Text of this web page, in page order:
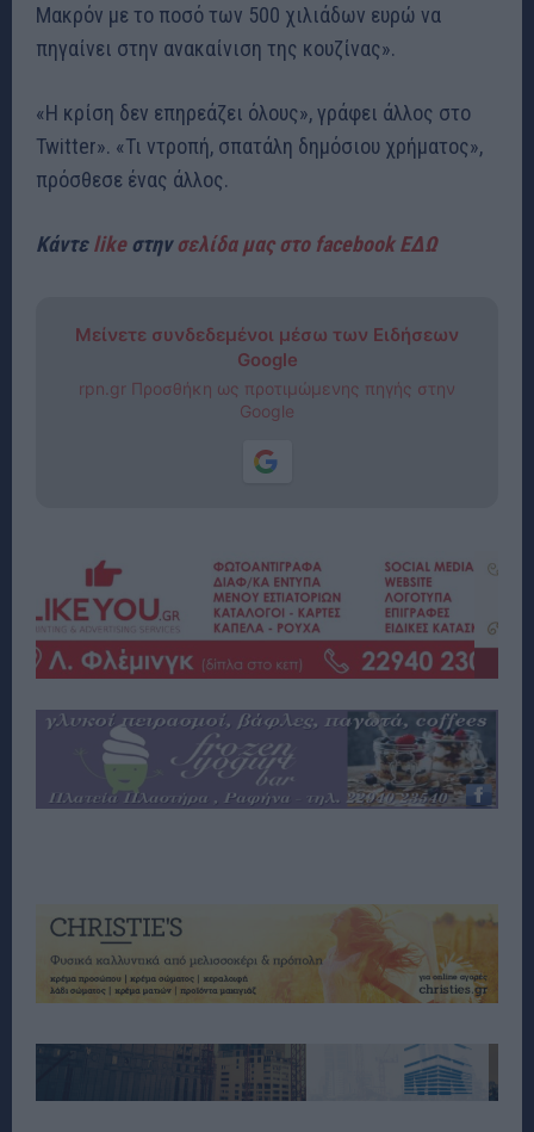
Μακρόν με το ποσό των 500 χιλιάδων ευρώ να
πηγαίνει στην ανακαίνιση της κουζίνας».
«Η κρίση δεν επηρεάζει όλους», γράφει άλλος στο
Twitter». «Τι ντροπή, σπατάλη δημόσιου χρήματος»,
πρόσθεσε ένας άλλος.
Κάντεlikeστηνσελίδα μας στο facebook ΕΔΩ
Μείνετε συνδεδεμένοι μέσω των Ειδήσεων
Google
rpn.gr Προσθήκη ως προτιμώμενης πηγής στην
Google